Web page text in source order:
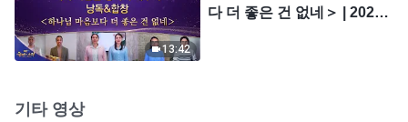
13:42
다 더 좋은 건 없네＞ | 2026
기타 영상